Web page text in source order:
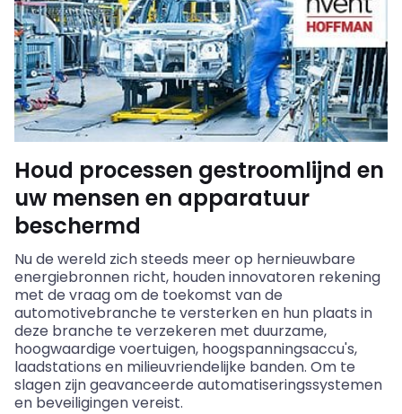
Houd processen gestroomlijnd en
uw mensen en apparatuur
beschermd
Nu de wereld zich steeds meer op hernieuwbare
energiebronnen richt, houdeninnovatoren rekening
met de vraag om de toekomst van de
automotivebranche te versterken en hun plaats in
deze branche te verzekeren met duurzame,
hoogwaardige voertuigen, hoogspanningsaccu's,
laadstations en milieuvriendelijke banden. Om te
slagen zijn geavanceerde automatiseringssystemen
en beveiligingen vereist.